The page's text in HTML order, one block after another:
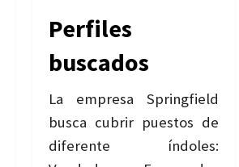
Perfiles
buscados
La empresa Springfield
busca cubrir puestos de
diferente índoles: